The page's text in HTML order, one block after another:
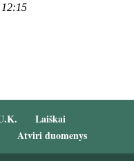
Laiškai
Atviri duomenys